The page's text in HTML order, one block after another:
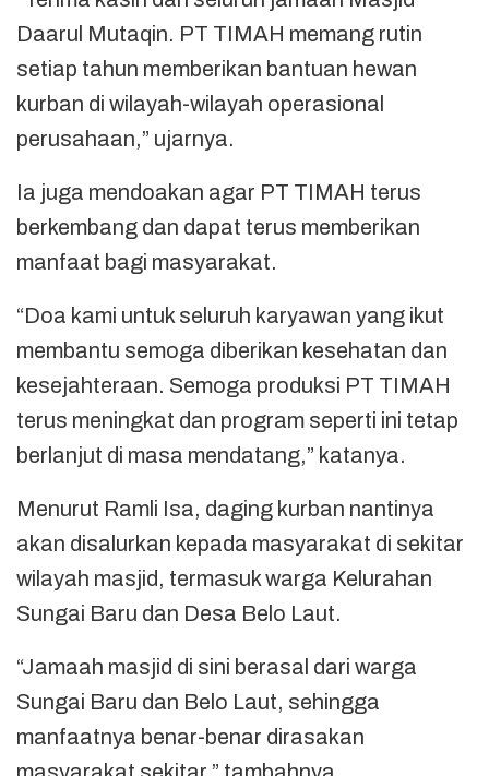
Daarul Mutaqin. PT TIMAH memang rutin
setiap tahun memberikan bantuan hewan
kurban di wilayah-wilayah operasional
perusahaan,” ujarnya.
Ia juga mendoakan agar PT TIMAH terus
berkembang dan dapat terus memberikan
manfaat bagi masyarakat.
“Doa kami untuk seluruh karyawan yang ikut
membantu semoga diberikan kesehatan dan
kesejahteraan. Semoga produksi PT TIMAH
terus meningkat dan program seperti ini tetap
berlanjut di masa mendatang,” katanya.
Menurut Ramli Isa, daging kurban nantinya
akan disalurkan kepada masyarakat di sekitar
wilayah masjid, termasuk warga Kelurahan
Sungai Baru dan Desa Belo Laut.
“Jamaah masjid di sini berasal dari warga
Sungai Baru dan Belo Laut, sehingga
manfaatnya benar-benar dirasakan